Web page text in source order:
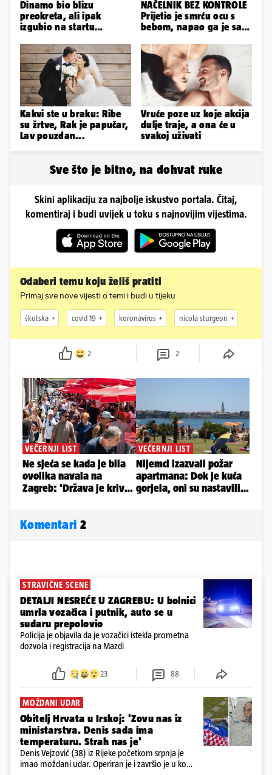
Dinamo bio blizu
preokreta, ali ipak
izgubio na startu
NAČELNIK BEZ KONTROLE
Prijetio je smrću ocu s
bebom, napao ga je sa
Kakvi ste u braku: Ribe
su žrtve, Rak je papučar,
Lav pouzdan...
Vruće poze uz koje akcija
dulje traje, a ona će u
svakoj uživati
Sve što je bitno, na dohvat ruke
Skini aplikaciju za najbolje iskustvo portala. Čitaj,
komentiraj i budi uvijek u toku s najnovijim vijestima.
Odaberi temu koju želiš pratiti
Primaj sve nove vijesti o temi i budi u tijeku
škotska covid 19 koronavirus nicola sturgeon
2 2
Komentari 2
STRAVIČNE SCENE
DETALJI NESREĆE U ZAGREBU: U bolnici
umrla vozačica i putnik, auto se u
sudaru prepolovio
Policija je objavila da je vozačici istekla prometna
dozvola i registracija na Mazdi
23 88
MOŽDANI UDAR
Obitelj Hrvata u Irskoj: 'Zovu nas iz
ministarstva. Denis sada ima
temperaturu. Strah nas je'
Denis Vejzović (38) iz Rijeke početkom srpnja je
imao moždani udar. Operiran je i završio je u komi.